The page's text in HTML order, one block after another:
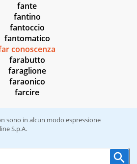
fante
fantino
fantoccio
fantomatico
conoscenza
farabutto
faraglione
faraonico
farcire
sono in alcun modo espressione
S.p.A.